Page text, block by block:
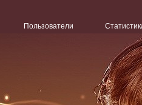
Пользователи